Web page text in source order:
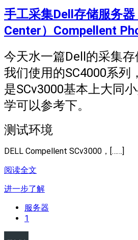
手工采集Dell存储服务
Center）Compellent
今天水一篇Dell的采集存
我们使用的SC4000系列
是SCv3000基本上大同
学可以参考下。
测试环境
DELL Compellent SCv3000，[……]
阅读全文
进一步了解
服务器
1